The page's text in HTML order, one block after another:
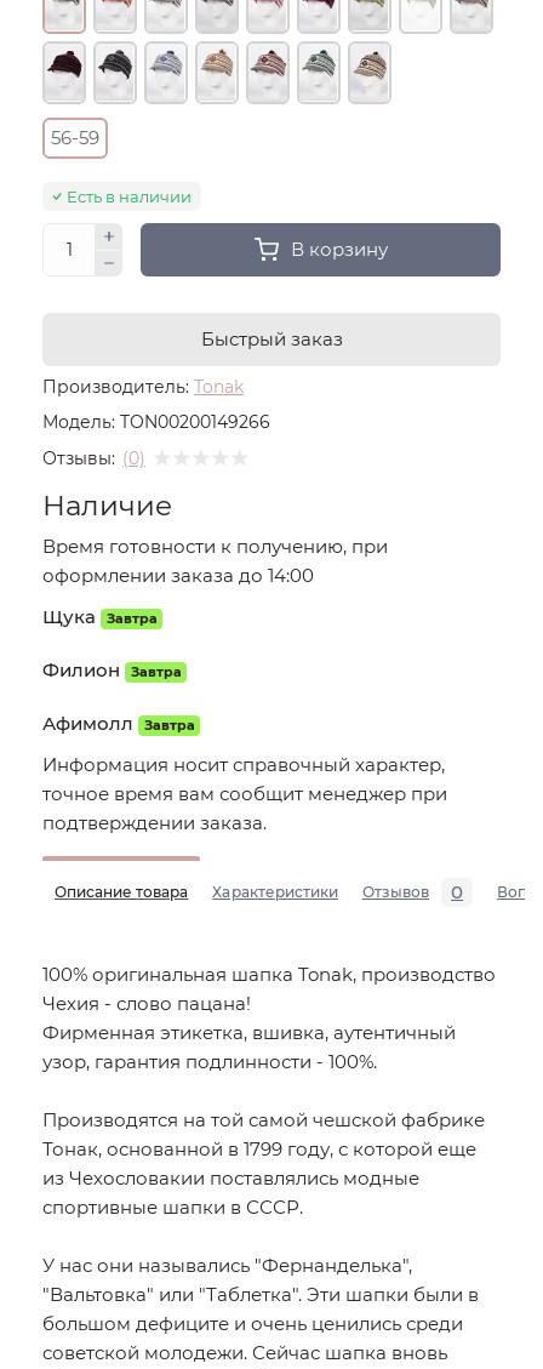
Производитель: Tonak
Модель: TON00200149266
Отзывы: (0)
56-59
Есть в наличии
В корзину
Быстрый заказ
Наличие
Время готовности к получению, при
оформлении заказа до 14:00
Щука
Завтра
Филион Завтра
Афимолл Завтра
Информация носит справочный характер,
точное время вам сообщит менеджер при
подтверждении заказа.
Описание товара Характеристики Отзывов 0
100% оригинальная шапка Tonak, производство
Чехия - слово пацана!
Фирменная этикетка, вшивка, аутентичный
узор, гарантия подлинности - 100%.
Производятся на той самой чешской фабрике
Тонак, основанной в 1799 году, с которой еще
из Чехословакии поставлялись модные
спортивные шапки в СССР.
У нас они назывались "Фернанделька",
"Вальтовка" или "Таблетка". Эти шапки были в
большом дефиците и очень ценились среди
советской молодежи. Сейчас шапка вновь